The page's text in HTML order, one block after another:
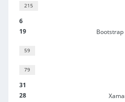
215
6
19
59
79
31
28